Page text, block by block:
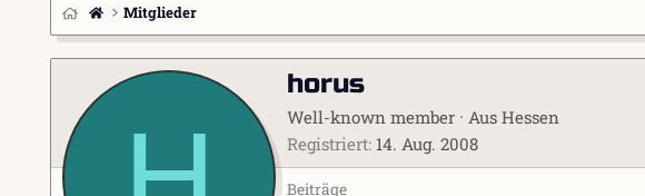
Mitglieder
horus
Well-known member · Aus Hessen
Registriert 14. Aug. 2008
Beiträge